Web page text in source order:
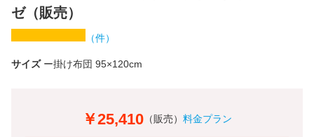
ゼ（販売）
（件）
サイズ 掛け布団 95×120cm
￥25,410 （販売） 料金プラン